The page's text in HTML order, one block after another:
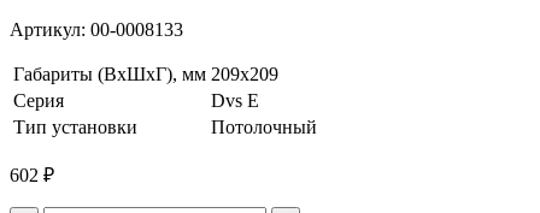
Артикул: 00-0008133
Габариты (ВxШxГ), мм 209x209
Серия
Dvs E
Тип установки
Потолочный
602 ₽